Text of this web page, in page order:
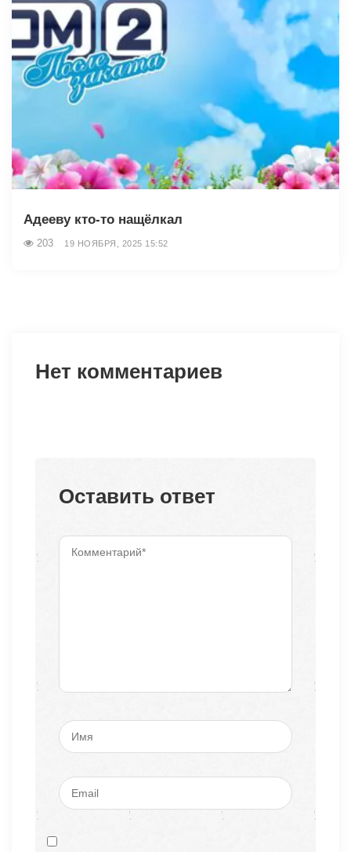
Адееву кто-то нащёлкал
203 19 НОЯБРЯ, 2025 15:52
Нет комментариев
Оставить ответ